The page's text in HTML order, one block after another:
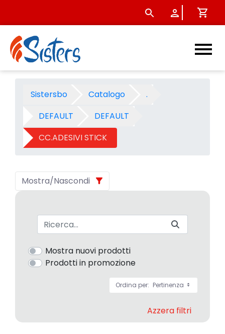
CC.ADESIVI STICK -
Sistersbo Catalogo
.
DEFAULT
DEFAULT
CC.ADESIVI STICK
Mostra/Nascondi
Barra di ricerca
Mostra nuovi prodotti
Prodotti in promozione
Ordina per: Pertinenza
Azzera filtri